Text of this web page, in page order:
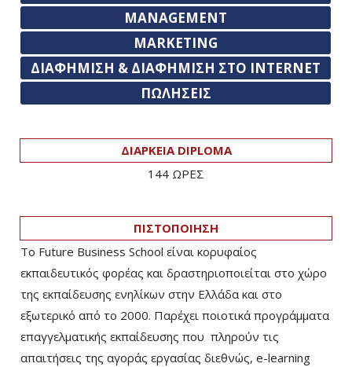
MANAGEMENT
MARKETING
ΔΙΑΦΗΜΙΣΗ & ΔΙΑΦΗΜΙΣΗ ΣΤΟ INTERNET
ΠΩΛΗΣΕΙΣ
ΔΙΑΡΚΕΙΑ DIPLOMA
144 ΩΡΕΣ
ΠΙΣΤΟΠΟΙΗΣΗ
Το Future Business School είναι κορυφαίος
εκπαιδευτικός φορέας και δραστηριοποιείται στο χώρο
της εκπαίδευσης ενηλίκων στην Ελλάδα και στο
εξωτερικό από το 2000. Παρέχει ποιοτικά προγράμματα
επαγγελματικής εκπαίδευσης που πληρούν τις
απαιτήσεις της αγοράς εργασίας διεθνώς, e-learning